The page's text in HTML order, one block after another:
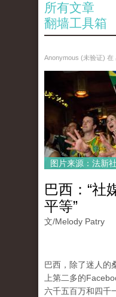
所有文章
翻墙工具箱
Anonymous (未验证) 在
anp-
图片来源：法新社
巴西：“社
平等”
文/Melody Patry
巴西，除了迷人的
上第二多的
六千五百万和四千